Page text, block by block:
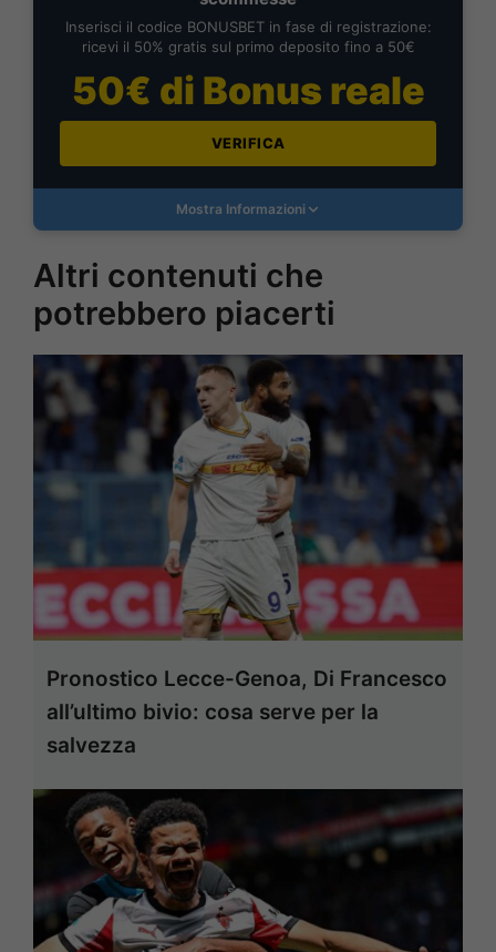
Inserisci il codice BONUSBET in fase di registrazione:
ricevi il 50% gratis sul primo deposito fino a 50€
50€ di Bonus reale
VERIFICA
Mostra Informazioni
Altri contenuti che
potrebbero piacerti
Pronostico Lecce-Genoa, Di Francesco
all’ultimo bivio: cosa serve per la
salvezza